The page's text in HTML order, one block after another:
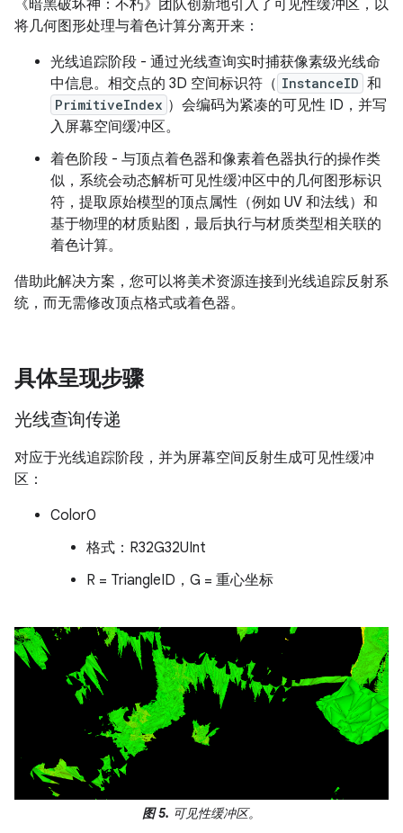
《暗黑破坏神：不朽》团队创新地引入了可见性缓冲区，以
将几何图形处理与着色计算分离开来：
光线追踪阶段 - 通过光线查询实时捕获像素级光线命
中信息。相交点的 3D 空间标识符（ InstanceID 和
PrimitiveIndex ）会编码为紧凑的可见性 ID，并写
入屏幕空间缓冲区。
着色阶段 - 与顶点着色器和像素着色器执行的操作类
似，系统会动态解析可见性缓冲区中的几何图形标识
符，提取原始模型的顶点属性（例如 UV 和法线）和
基于物理的材质贴图，最后执行与材质类型相关联的
着色计算。
借助此解决方案，您可以将美术资源连接到光线追踪反射系
统，而无需修改顶点格式或着色器。
具体呈现步骤
光线查询传递
对应于光线追踪阶段，并为屏幕空间反射生成可见性缓冲
区：
Color0
格式：R32G32UInt
R = TriangleID，G = 重心坐标
图 5. 可见性缓冲区。